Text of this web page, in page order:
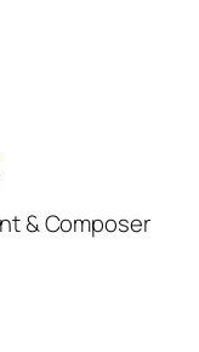
& Composer